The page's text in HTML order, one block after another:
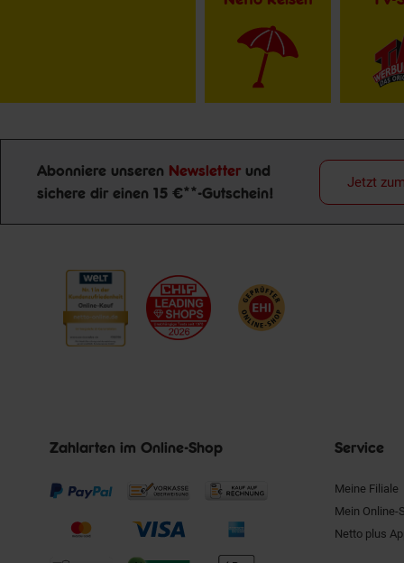
Newsletter Anmeldung
Abonniere unseren Newsletter und
sichere dir einen 15 €**-Gutschein!
Jetzt
Zahlarten im Online-Shop Service
Meine Filiale
Mein Online-
Netto plus